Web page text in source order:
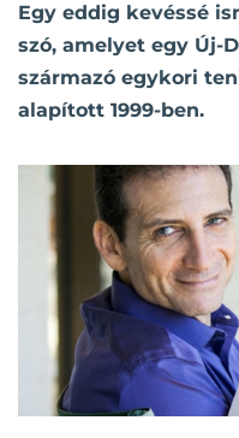
Egy eddig kevéssé
szó, amelyet egy Új-
származó egykori
alapított 1999-ben.